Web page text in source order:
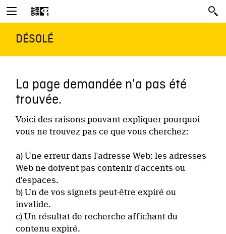
DÉSOLÉ
La page demandée n'a pas été
trouvée.
Voici des raisons pouvant expliquer pourquoi
vous ne trouvez pas ce que vous cherchez:
a) Une erreur dans l'adresse Web: les adresses
Web ne doivent pas contenir d'accents ou
d'espaces.
b) Un de vos signets peut-être expiré ou
invalide.
c) Un résultat de recherche affichant du
contenu expiré.